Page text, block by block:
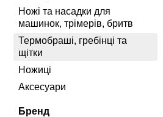
Ножi та насадки для
машинок, трiмерiв, бритв
Термобраші, гребінці та
щітки
Ножиці
Аксесуари
Бренд